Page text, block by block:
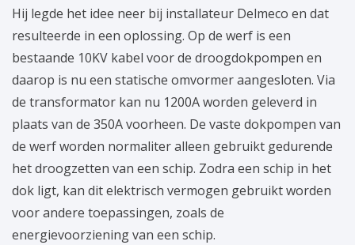
Hij legde het idee neer bij installateur Delmeco en dat
resulteerde in een oplossing. Op de werf is een
bestaande 10KV kabel voor de droogdokpompen en
daarop is nu een statische omvormer aangesloten. Via
de transformator kan nu 1200A worden geleverd in
plaats van de 350A voorheen. De vaste dokpompen van
de werf worden normaliter alleen gebruikt gedurende
het droogzetten van een schip. Zodra een schip in het
dok ligt, kan dit elektrisch vermogen gebruikt worden
voor andere toepassingen, zoals de
energievoorziening van een schip.